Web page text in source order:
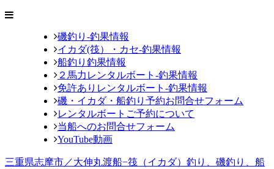
磯釣り-釣果情報
イカダ(筏）・カセ-釣果情報
船釣り釣果情報
２馬力レンタルボート-釣果情報
免許ありレンタルボート-釣果情報
磯・イカダ・船釣り予約お問合せフォーム
レンタルボートご予約について
当船へのお問合せフォーム
YouTube動画
三重県志摩市／大伸丸渡船−筏（イカダ）釣り、磯釣り、船